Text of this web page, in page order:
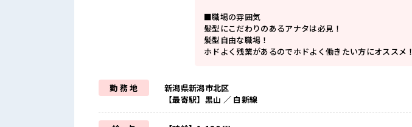
■職場の雰囲気
髪型にこだわりのあるアナタは必見！
髪型自由な職場！
ホドよく残業があるのでホドよく働きたい方にオススメ！
勤 務 地
新潟県新潟市北区
【最寄駅】黒山 ／ 白新線